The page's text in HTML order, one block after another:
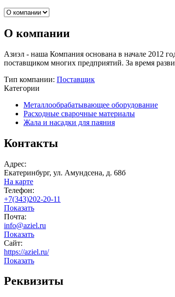
О компании
Азиэл - наша Компания основана в начале 2012
поставщиком многих предприятий. За время
Тип компании: Поставщик
Категории
Металлообрабатывающее оборудование
Расходные сварочные материалы
Жала и насадки для паяния
Контакты
Адрес:
Екатеринбург, ул. Амундсена, д. 68б
На карте
Телефон:
+7(343)202-20-11
Показать
Почта:
info@aziel.ru
Показать
Сайт:
https://aziel.ru/
Показать
Реквизиты